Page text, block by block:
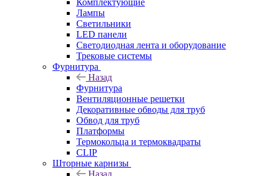
Комплектующие
Лампы
Светильники
LED панели
Светодиодная лента и оборудование
Трековые системы
Фурнитура
Назад
Фурнитура
Вентиляционные решетки
Декоративные обводы для труб
Обвод для труб
Платформы
Термокольца и термоквадраты
CLIP
Шторные карнизы
Назад